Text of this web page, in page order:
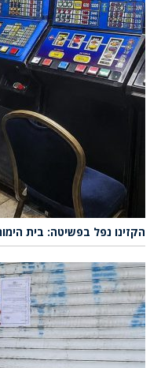
הקזינו נפל בפשיטה: בית